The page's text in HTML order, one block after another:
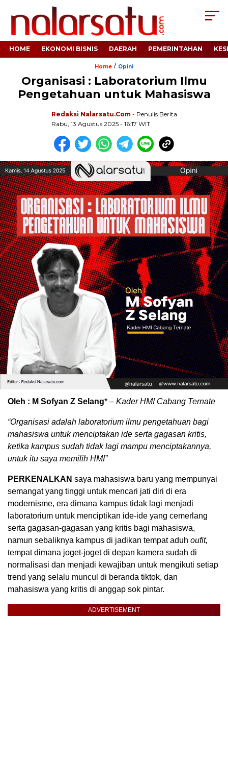
HOME EKONOMI BISNIS DAERAH PEMERINTAHAN
Home / Opini
Organisasi : Laboratorium Ilmu
Pengetahuan untuk Mahasiswa
Redaksi Nalarsatu.com - Penulis Berita
Rabu, 13 Agustus 2025 - 16:17 WIT
Oleh : M Sofyan Z Selang* – Kader HMI Cabang Ternate
“Organisasi adalah laboratorium ilmu pengetahuan bagi
mahasiswa untuk menciptakan ide serta gagasan kritis,
ketika kampus sudah tidak lagi mampu menciptakannya,
untuk itu saya memilih HMI”
PERKENALKAN saya mahasiswa baru yang mempunyai
semangat yang tinggi untuk mencari jati diri di era
modernisme, era dimana kampus tidak lagi menjadi
laboratorium untuk menciptikan ide-ide yang cemerlang
serta gagasan-gagasan yang kritis bagi mahasiswa,
namun sebaliknya kampus di jadikan tempat aduh oufit,
tempat dimana joget-joget di depan kamera sudah di
normalisasi dan menjadi kewajiban untuk mengikuti setiap
trend yang selalu muncul di beranda tiktok, dan
mahasiswa yang kritis di anggap sok pintar.
ADVERTISEMENT